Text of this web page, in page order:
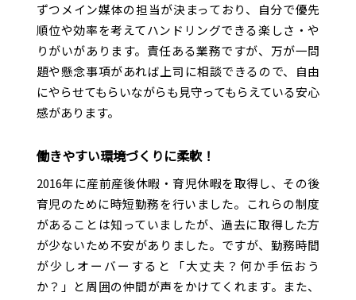
+キョウエイアドのシゴトヲ探レ！
+社内行事・クラブ活動
+地域貢献
+オフィスギャラリー
+人材育成
+若手社員のとある1日
+10年目の履歴書
ずつメイン媒体の担当が決まっており、自分で優先
順位や効率を考えてハンドリングできる楽しさ・や
りがいがあります。責任ある業務ですが、万が一問
題や懸念事項があれば上司に相談できるので、自由
にやらせてもらいながらも見守ってもらえている安心
感があります。
働きやすい環境づくりに柔軟！
2016年に産前産後休暇・育児休暇を取得し、その後
育児のために時短勤務を行いました。これらの制度
があることは知っていましたが、過去に取得した方
が少ないため不安がありました。ですが、勤務時間
が少しオーバーすると「大丈夫？何か手伝おう
か？」と周囲の仲間が声をかけてくれます。また、